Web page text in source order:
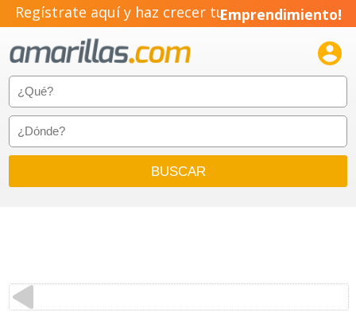
Regístrate aquí y haz crecer tuEmprendimiento!
